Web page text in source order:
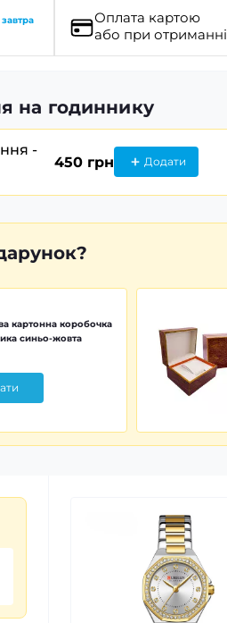
завтра
Оплата картою
або при отриманні
на годиннику
-
450 грн Додати
картонна коробочка
синьо-жовта